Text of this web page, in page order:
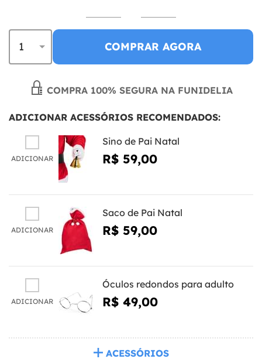
COMPRAR AGORA
COMPRA 100% SEGURA NA FUNIDELIA
ADICIONAR ACESSÓRIOS RECOMENDADOS:
ADICIONAR
Sino de Pai Natal
R$ 59,00
ADICIONAR
Saco de Pai Natal
R$ 59,00
ADICIONAR
Óculos redondos para adulto
R$ 49,00
ACESSÓRIOS